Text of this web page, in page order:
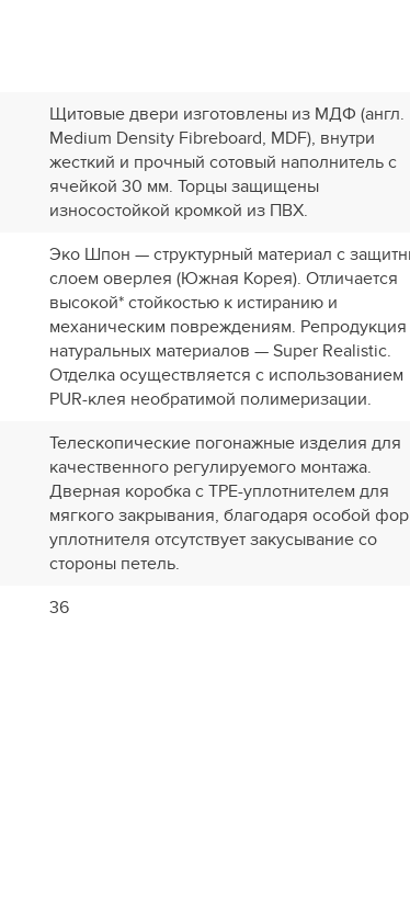
Щитовые двери изготовлены из МДФ (англ.
Medium Density Fibreboard, MDF), внутри
жесткий и прочный сотовый наполнитель с
ячейкой 30 мм. Торцы защищены
износостойкой кромкой из ПВХ.
Эко Шпон — структурный материал с
слоем оверлея (Южная Корея). Отличается
высокой* стойкостью к истиранию и
механическим повреждениям. Репродукция
натуральных материалов — Super Realistic.
Отделка осуществляется с использованием
PUR-клея необратимой полимеризации.
Телескопические погонажные изделия для
качественного регулируемого монтажа.
Дверная коробка с TPE-уплотнителем для
мягкого закрывания, благодаря особой
уплотнителя отсутствует закусывание со
стороны петель.
36